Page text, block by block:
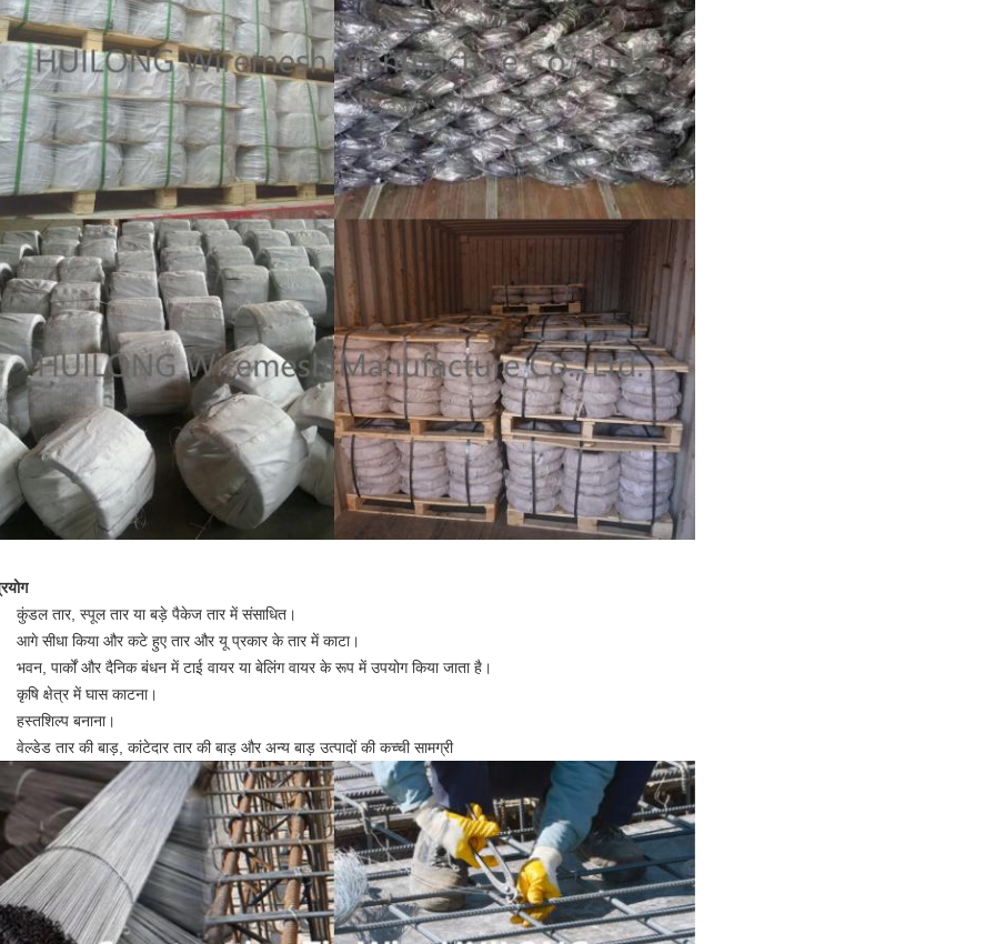
कुंडल तार, स्पूल तार या बड़े पैकेज तार में संसाधित।
आगे सीधा किया और कटे हुए तार और यू प्रकार के तार में काटा।
भवन, पार्कों और दैनिक बंधन में टाई वायर या बेलिंग वायर के रूप में उपयोग किया जाता है।
कृषि क्षेत्र में घास काटना।
हस्तशिल्प बनाना।
वेल्डेड तार की बाड़, कांटेदार तार की बाड़ और अन्य बाड़ उत्पादों की कच्ची सामग्री